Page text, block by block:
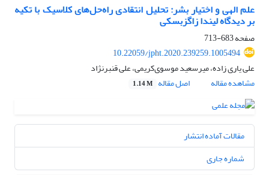
علم الهی و اختیار بشر: تحلیل انتقادی راه‌حل‌های کلاسیک با تکیه
بر دیدگاه لیندا زاگزبسکی
صفحه683-713
10.22059/jpht.2020.239259.1005494
علی یاری زاده، میرسعید موسوی‌کریمی، علی قنبرنژاد
مشاهده مقاله
اصل مقاله 1.14 M
مقالات آماده انتشار
شماره جاری